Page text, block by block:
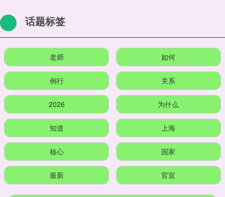
话题标签
老师 如何
例行 关系
2026 为什么
知道 上海
核心 国家
最新 官宣